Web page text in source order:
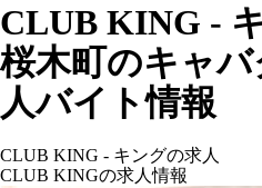
CLUB KING -
桜木町のキャ
人バイト情報
CLUB KING - キングの求人
CLUB KINGの求人情報